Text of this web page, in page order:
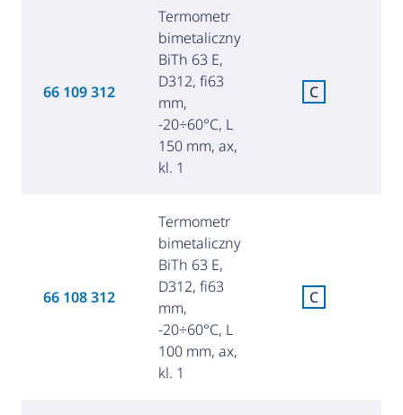
66 109 312
Termometr
bimetaliczny
BiTh 63 E,
D312, fi63
mm,
-20÷60°C, L
150 mm, ax,
kl. 1
C
66 108 312
Termometr
bimetaliczny
BiTh 63 E,
D312, fi63
mm,
-20÷60°C, L
100 mm, ax,
kl. 1
C